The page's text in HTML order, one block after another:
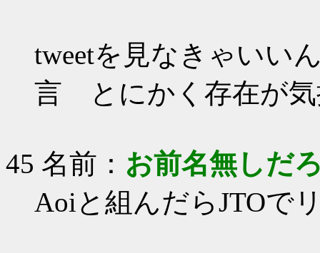
tweetを見なきゃいい
言 とにかく存在が気
45 名前： お前名無しだ
Aoiと組んだらJTOで